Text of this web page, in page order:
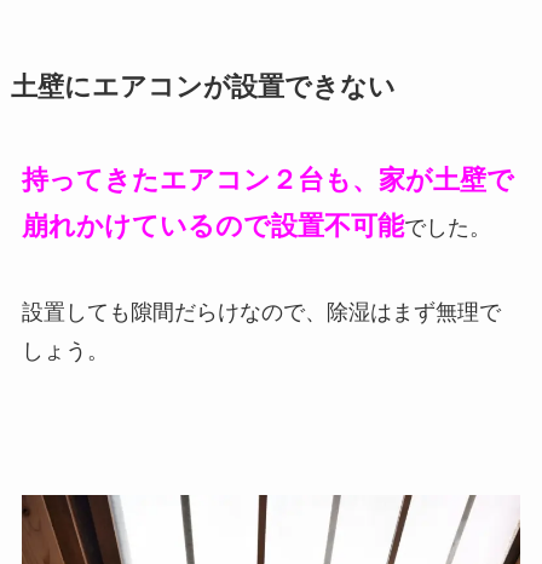
土壁にエアコンが設置できない
持ってきたエアコン２台も、家が土壁で
崩れかけているので設置不可能でした。
設置しても隙間だらけなので、除湿はまず無理で
しょう。